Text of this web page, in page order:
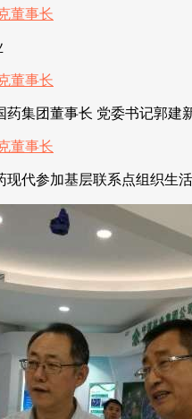
集团董事长 党委书记郭建
代参加基层联系点组织生